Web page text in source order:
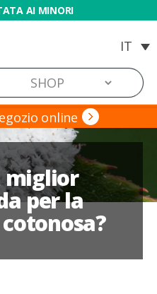
AI MINORI
online
miglior
per la